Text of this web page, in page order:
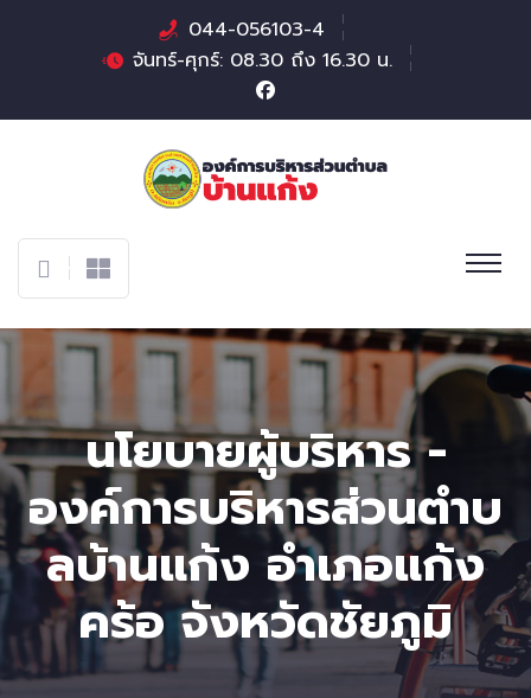
044-056103-4
จันทร์-ศุกร์: 08.30 ถึง 16.30 น.
นโยบายผู้บริหาร -
องค์การบริหารส่วนตําบ
ลบ้านแก้ง อำเภอแก้ง
คร้อ จังหวัดชัยภูมิ